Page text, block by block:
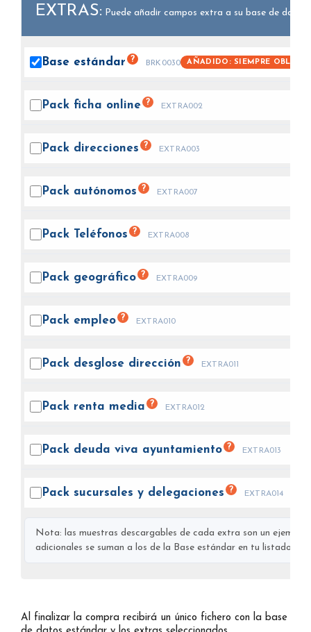
EXTRAS: Puede añadir campos extra a su base de datos.
Base estándar ? BRK0030 AÑADIDO: SIEMPRE
Pack ficha online ? EXTRA002
Pack direcciones ? EXTRA003
Pack autónomos ? EXTRA007
Pack Teléfonos ? EXTRA008
Pack geográfico ? EXTRA009
Pack empleo ? EXTRA010
Pack desglose dirección ? EXTRA011
Pack renta media ? EXTRA012
Pack deuda viva ayuntamiento ? EXTRA013
Pack sucursales y delegaciones ? EXTRA014
Nota: las muestras descargables de cada extra son un
adicionales se suman a los de la Base estándar en tu listado
Al finalizar la compra recibirá un único fichero con la base